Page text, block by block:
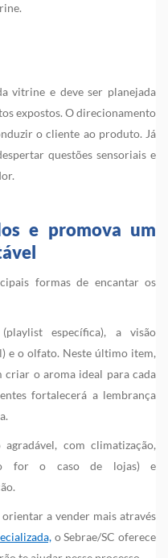
vitrine e deve ser planejada
expostos. O direcionamento
o cliente ao produto. Já
questões sensoriais e
e promova um
formas de encantar os
específica), a visão
e o olfato. Neste último item,
criar o aroma ideal para cada
fortalecerá a lembrança
com climatização,
for o caso de lojas) e
orientar a vender mais através
o Sebrae/SC oferece